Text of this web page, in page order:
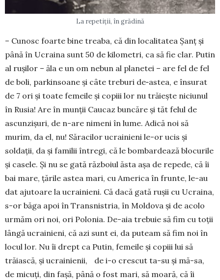
La repetiții, în grădină
– Cunosc foarte bine treaba, că din localitatea Șanț și
până în Ucraina sunt 50 de kilometri, ca să fie clar. Putin
al rușilor – ăla e un om nebun al planetei – are fel de fel
de boli, parkinsoane și câte treburi de‑astea, e însurat
de 7 ori și toate femeile și copiii lor nu trăiește niciunul
în Rusia! Are în munții Caucaz buncăre și tăt felul de
ascunzișuri, de n-are nimeni în lume. Adică noi să
murim, da el, nu! Săracilor ucrainieni le-or ucis și
soldații, da și familii întregi, că le bombardează blocurile
și casele. Și nu se gată războiul ăsta așa de repede, că îi
bai mare, țările astea mari, cu America în frunte, le-au
dat ajutoare la ucrainieni. Că dacă gată rușii cu Ucraina,
s-or băga apoi în Transnistria, în Moldova și de acolo
urmăm ori noi, ori Polonia. De-aia trebuie să fim cu toții
lângă ucrainieni, că azi sunt ei, da puteam să fim noi în
locul lor. Nu îi drept ca Putin, femeile și copiii lui să
trăiască, și ucrainienii, de i-o crescut ta-su și mă-sa,
de micuți, din fașă, până o fost mari, să moară, că îi